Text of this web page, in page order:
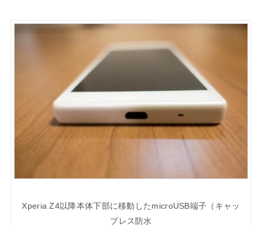
Xperia Z4以降本体下部に移動したmicroUSB端子（キャッ
プレス防水